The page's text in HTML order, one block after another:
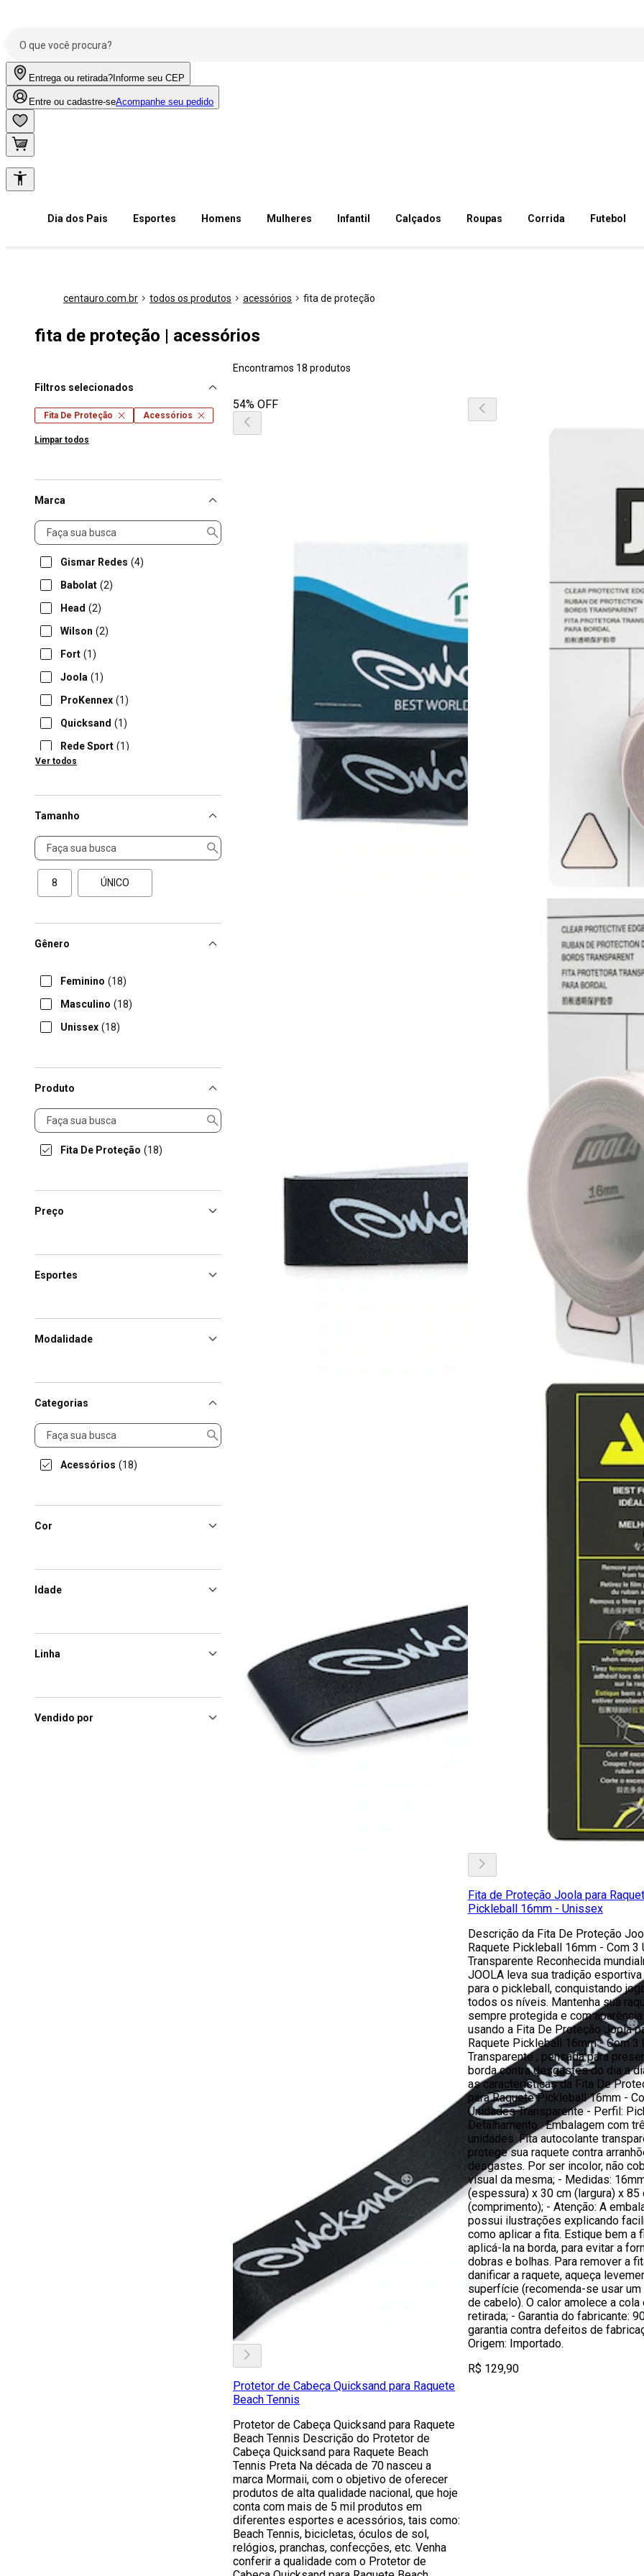
Entrega ou retirada? Informe seu CEP
Entre ou cadastre-seAcompanhe seu pedido
Dia dos Pais Esportes Homens Mulheres Infantil Calçados Roupas Corrida Futebol
centauro.com.br todos os produtos acessórios fita de proteção
fita de proteção | acessórios
Filtros selecionados
Fita De Proteção Acessórios
Limpar todos
Marca
Marca
Gismar Redes (4)
Babolat (2)
Head (2)
Wilson (2)
Fort (1)
Joola (1)
ProKennex (1)
Quicksand (1)
Rede Sport (1)
Shark
Ver todos
Tamanho
Tamanho
8 ÚNICO
Gênero
Feminino (18)
Masculino (18)
Unissex (18)
Produto
Produto
Fita De Proteção (18)
Preço
Esportes
Modalidade
Categorias
Categorias
Acessórios (18)
Cor
Idade
Linha
Vendido por
Encontramos 18 produtos
54% OFF
Protetor de Cabeça Quicksand para Raquete
Beach Tennis
Protetor de Cabeça Quicksand para Raquete
Beach Tennis Descrição do Protetor de
Cabeça Quicksand para Raquete Beach
Tennis Preta Na década de 70 nasceu a
marca Mormaii, com o objetivo de oferecer
produtos de alta qualidade nacional, que hoje
conta com mais de 5 mil produtos em
diferentes esportes e acessórios, tais como:
Beach Tennis, bicicletas, óculos de sol,
relógios, pranchas, confecções, etc. Venha
conferir a qualidade com o Protetor de
Fita de Proteção Joola para
Pickleball 16mm - Unissex
Descrição da Fita De Proteção
Raquete Pickleball 16mm - Com 3
Transparente Reconhecida
JOOLA leva sua tradição
para o pickleball, conquistando
todos os níveis. Mantenha sua
sempre protegida e com
usando a Fita De Proteção Joola
Raquete Pickleball 16mm - Com 3
Transparente , pensada para
borda contra desgastes do dia a
as características da Fita De
para Raquete Pickleball 16mm -
Unidades Transparente - Perfil:
Detalhamento : Embalagem com
unidades. Fita autocolante
protege sua raquete contra
desgastes. Por ser incolor, não
visual da mesma; - Medidas:
(espessura) x 30 cm (largura) x 85
(comprimento); - Atenção: A
possui ilustrações explicando
como aplicar a fita. Estique bem a
aplicá-la na borda, para evitar a
dobras e bolhas. Para remover a
danificar a raquete, aqueça
superfície (recomenda-se usar
de cabelo). O calor amolece a cola
retirada; - Garantia do fabricante:
garantia contra defeitos de
Origem: Importado.
R$ 129,90